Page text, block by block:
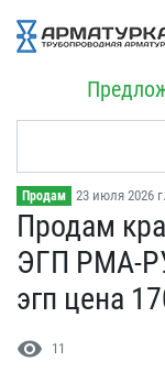
Продам 23 июля 2026
Продам
ЭГП РМА-
эгп цена
visibility 11